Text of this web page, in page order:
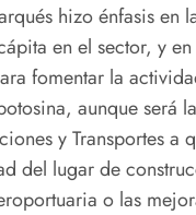
hizo énfasis en
en el sector, y
fomentar la
aunque será
y Transportes a
del lugar de
o las